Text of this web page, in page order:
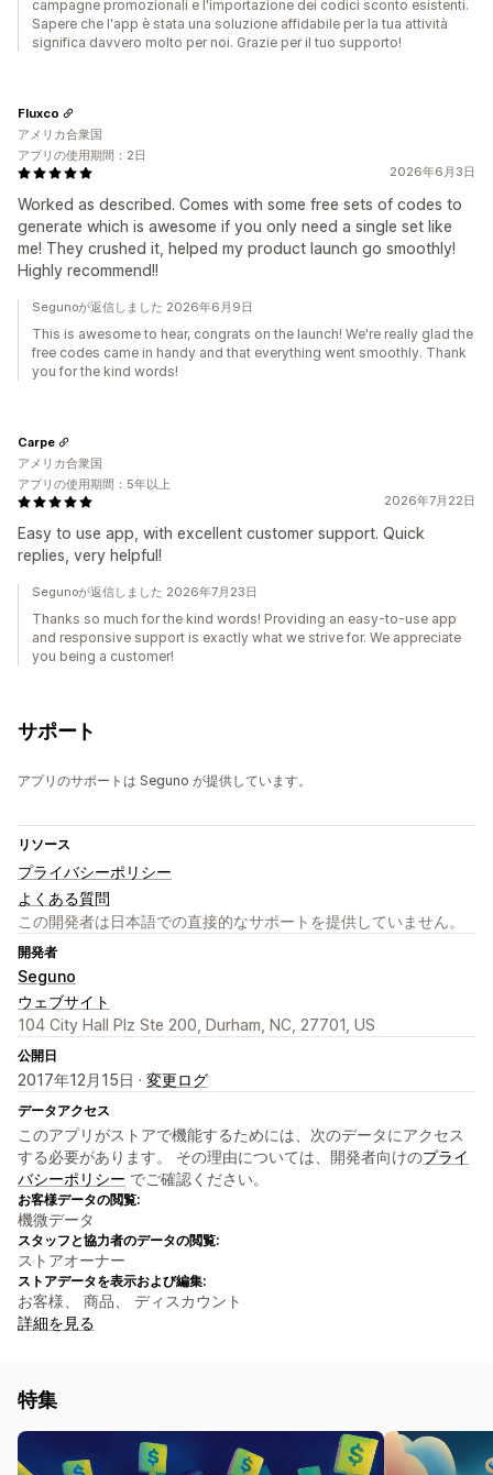
campagne promozionali e l'importazione dei codici sconto esistenti.
Sapere che l'app è stata una soluzione affidabile per la tua attività
significa davvero molto per noi. Grazie per il tuo supporto!
2026年6月3日
Worked as described. Comes with some free sets of codes to
generate which is awesome if you only need a single set like
me! They crushed it, helped my product launch go smoothly!
Highly recommend!!
Fluxco
アメリカ合衆国
アプリの使用期間：2日
Segunoが返信しました 2026年6月9日
This is awesome to hear, congrats on the launch! We're really glad the
free codes came in handy and that everything went smoothly. Thank
you for the kind words!
2026年7月22日
Easy to use app, with excellent customer support. Quick
replies, very helpful!
Carpe
アメリカ合衆国
アプリの使用期間：5年以上
Segunoが返信しました 2026年7月23日
Thanks so much for the kind words! Providing an easy-to-use app
and responsive support is exactly what we strive for. We appreciate
you being a customer!
サポート
アプリのサポートは Seguno が提供しています。
リソース
プライバシーポリシー
よくある質問
この開発者は日本語での直接的なサポートを提供していません。
開発者
Seguno
ウェブサイト
104 City Hall Plz Ste 200, Durham, NC, 27701, US
公開日
2017年12月15日 · 変更ログ
データアクセス
このアプリがストアで機能するためには、次のデータにアクセス
する必要があります。 その理由については、開発者向けのプライ
バシーポリシー でご確認ください。
お客様データの閲覧:
機微データ
スタッフと協力者のデータの閲覧:
ストアオーナー
ストアデータを表示および編集:
お客様、 商品、 ディスカウント
詳細を見る
特集